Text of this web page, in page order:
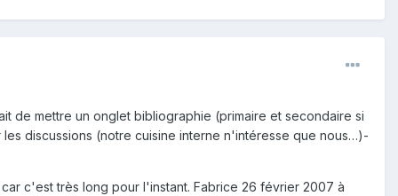
de mettre un onglet bibliographie (primaire et secondaire si
discussions (notre cuisine interne n'intéresse que nous…)-
c'est très long pour l'instant. Fabrice 26 février 2007 à